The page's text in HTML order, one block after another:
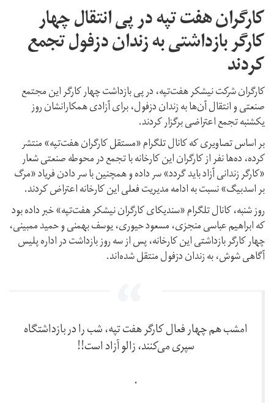
کارگران هفت تپه در پی انتقال چهار
کارگر بازداشتی به زندان دزفول تجمع
کردند
کارگران شرکت نیشکر هفت‌تپه، در پی بازداشت چهار کارگر این مجتمع
صنعتی و انتقال آن‌ها به زندان دزفول، برای آزادی همکارانشان روز
یکشنبه تجمع اعتراضی برگزار کردند.
بر اساس تصاویری که کانال تلگرام «مستقل کارگران هفت‌تپه» منتشر
کرده، ده‌ها نفر از کارگران این کارخانه با تجمع در محوطه صنعتی شعار
«کارگر زندانی آزاد باید گردد» سر داده و همچنین با سر دادن فریاد «مرگ
بر اسدبیگ» نسبت به ادامه مدیریت فعلی این کارخانه اعتراض کردند.
روز شنبه، کانال تلگرام «سندیکای کارگران نیشکر هفت‌تپه» خبر داده بود
که ابراهیم عباسی منجزی،‌ مسعود حیوری،‌ یوسف بهمنی و حمید ممبینی،‌
چهار کارگر بازداشتی این کارخانه، پس از سه روز بازداشت در اداره پلیس
آگاهی شوش، به زندان دزفول منتقل شده‌اند.
امشب هم چهار فعال کارگر هفت تپه، شب را در بازداشتگاه
سپری می‌کنند، زالو آزاد است!!
.